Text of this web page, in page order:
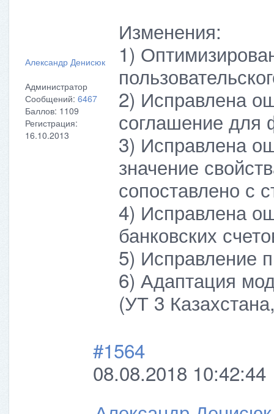
Александр Денисюк
Администратор
Сообщений: 6467
Баллов: 1109
Регистрация:
16.10.2013
Изменения:
1)
2) Исправлена
соглашение для
3) Исправлена
значение
сопоставлено с
4) Исправлена
банковских
5) Исправление
6) Адаптация
(УТ 3
#1564
08.08.2018 10:42:44